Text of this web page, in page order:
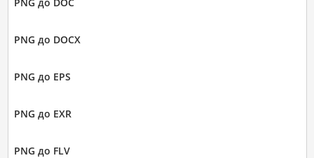
PNG до DOCX
PNG до EPS
PNG до EXR
PNG до FLV